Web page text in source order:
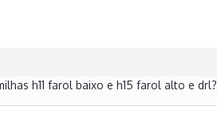
h11 farol baixo e h15 farol alto e drl?